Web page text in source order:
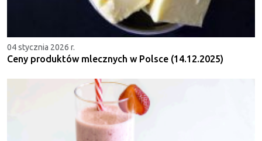
04 stycznia 2026 r.
Ceny produktów mlecznych w Polsce (14.12.2025)